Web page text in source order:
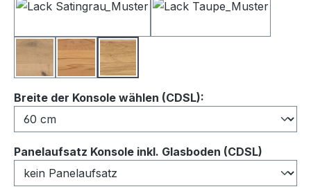
BalkeneicheKernbucheWildeiche
Breite der Konsole wählen (CDSL):
Panelaufsatz Konsole inkl. Glasboden (CDSL)